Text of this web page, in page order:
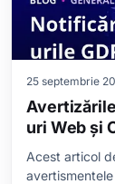
25 septembrie
uri Web și
Acest articol